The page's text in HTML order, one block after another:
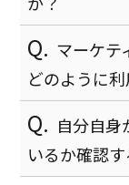
クロスサイトスクリプテ
ング
オールインワンモード
Q&A機能
他システム連携
マーケテ
どのように
自分自身
いるか確認